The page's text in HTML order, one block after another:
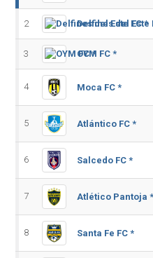
2 Delfines del Este
3 OYM FC *
4 Moca FC *
5 Atlántico FC *
6 Salcedo FC *
7 Atlético Pantoja *
8 Santa Fe FC *